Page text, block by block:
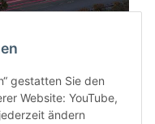
gestatten Sie den
Website: YouTube,
ändern